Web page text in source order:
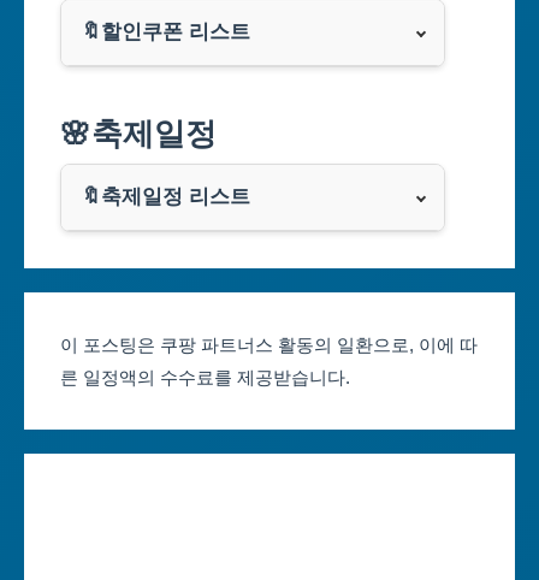
대구광역시
인천광역시
광주광역시
대전광역시
🔖할인쿠폰 리스트
쿠팡
클룩
🌸축제일정
🔖축제일정 리스트
대구축제 일정
인천축제 일정
이 포스팅은 쿠팡 파트너스 활동의 일환으로, 이에 따
른 일정액의 수수료를 제공받습니다.